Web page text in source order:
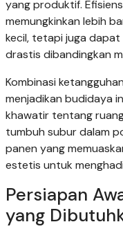
yang produktif.
memungkinkan lebih
kecil, tetapi juga
drastis dibandingkan
Kombinasi
menjadikan budidaya
khawatir tentang
tumbuh subur dalam
panen yang
estetis untuk
Persiapan
yang